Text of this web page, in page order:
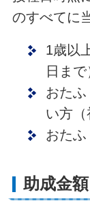
のすべてに
1歳以
日まで
おた
い方（
おた
助成金額